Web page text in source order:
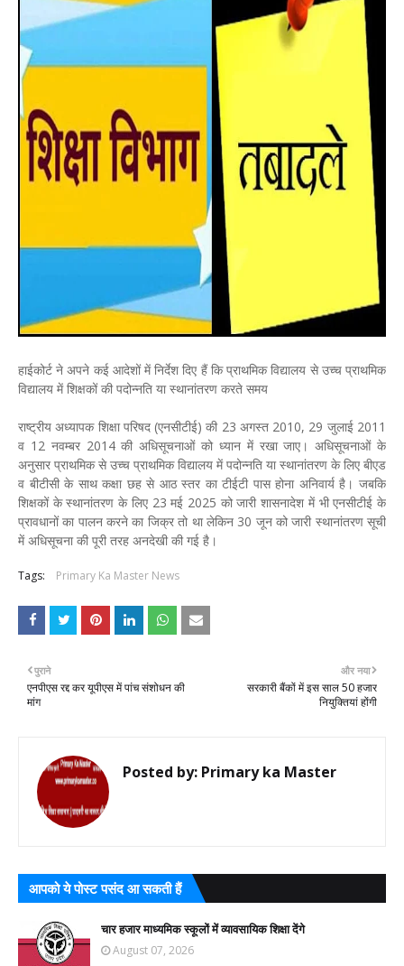
हाईकोर्ट ने अपने कई आदेशों में निर्देश दिए हैं कि प्राथमिक विद्यालय से उच्च प्राथमिक
विद्यालय में शिक्षकों की पदोन्नति या स्थानांतरण करते समय
राष्ट्रीय अध्यापक शिक्षा परिषद (एनसीटीई) की 23 अगस्त 2010, 29 जुलाई 2011
व 12 नवम्बर 2014 की अधिसूचनाओं को ध्यान में रखा जाए। अधिसूचनाओं के
अनुसार प्राथमिक से उच्च प्राथमिक विद्यालय में पदोन्नति या स्थानांतरण के लिए बीएड
व बीटीसी के साथ कक्षा छह से आठ स्तर का टीईटी पास होना अनिवार्य है। जबकि
शिक्षकों के स्थानांतरण के लिए 23 मई 2025 को जारी शासनादेश में भी एनसीटीई के
प्रावधानों का पालन करने का जिक्र तो था लेकिन 30 जून को जारी स्थानांतरण सूची
में अधिसूचना की पूरी तरह अनदेखी की गई है।
Tags: Primary Ka Master News
और नया
सरकारी बैंकों में इस साल 50 हजार
नियुक्तियां होंगी
पुराने
एनपीएस रद्द कर यूपीएस में पांच संशोधन की
मांग
Posted by: Primary ka Master
आपको ये पोस्ट पसंद आ सकती हैं
चार हजार माध्यमिक स्कूलों में व्यावसायिक शिक्षा देंगे
August 07, 2026